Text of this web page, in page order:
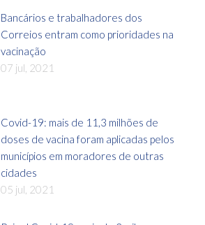
Bancários e trabalhadores dos
Correios entram como prioridades na
vacinação
07 jul, 2021
Covid-19: mais de 11,3 milhões de
doses de vacina foram aplicadas pelos
municípios em moradores de outras
cidades
05 jul, 2021